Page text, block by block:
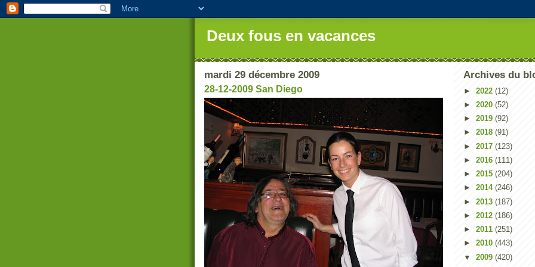
Deux fous en vacances
mardi 29 décembre 2009
28-12-2009 San Diego
Archives du
► 2022 (12)
► 2020 (52)
► 2019 (92)
► 2018 (91)
► 2017 (123)
► 2016 (111)
► 2015 (204)
► 2014 (246)
► 2013 (187)
► 2012 (186)
► 2011 (251)
► 2010 (443)
▼ 2009 (420)